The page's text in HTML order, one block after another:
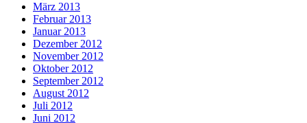
März 2013
Februar 2013
Januar 2013
Dezember 2012
November 2012
Oktober 2012
September 2012
August 2012
Juli 2012
Juni 2012